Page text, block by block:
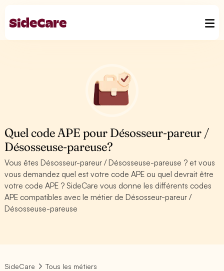
Quel code APE pour Désosseur-pareur /
Désosseuse-pareuse?
Vous êtes Désosseur-pareur / Désosseuse-pareuse ? et vous
vous demandez quel est votre code APE ou quel devrait être
votre code APE ? SideCare vous donne les différents codes
APE compatibles avec le métier de Désosseur-pareur /
Désosseuse-pareuse
SideCare
Tous les métiers